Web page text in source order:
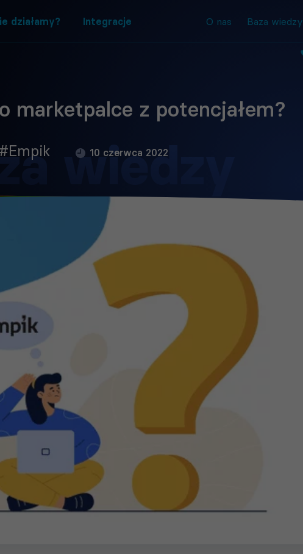
działamy? Integracje O nas Baza wiedzy
marketpalce z potencjałem?
#Empik 10 czerwca 2022
wiedzy